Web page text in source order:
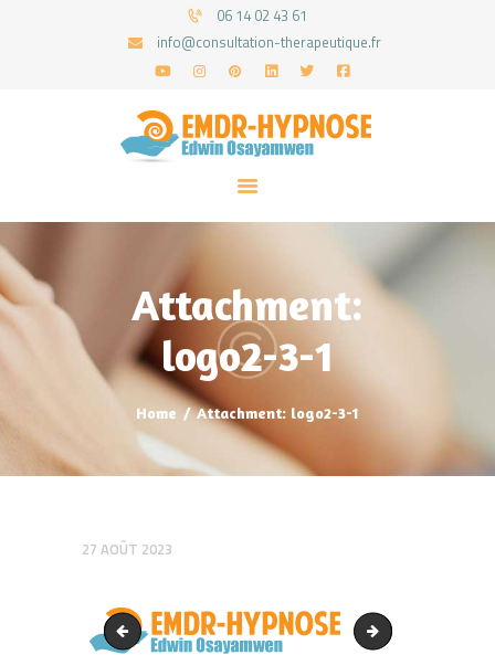
06 14 02 43 61
info@consultation-therapeutique.fr
Attachment:
logo2-3-1
Home Attachment: logo2-3-1
ACCUEIL
MON APPROCHE
ARTICLES
CONSULTATIONS
PRENEZ UN RDV
27 AOÛT 2023
Consulter un psy cropped-logo2-